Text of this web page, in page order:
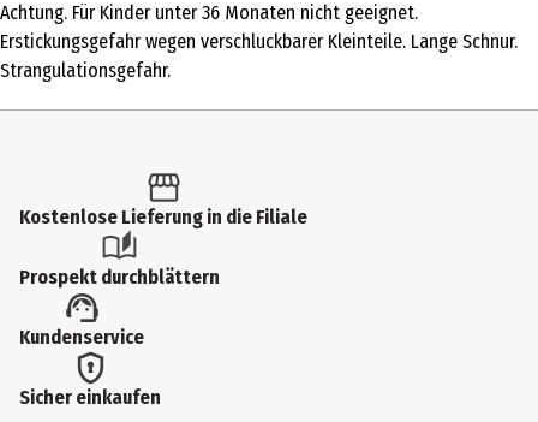
Produkttyp
Aufbausysteme
Altersempfehlung ab
Artikelnummer des Herstellers
1514
Zielgruppe
Kindergartenkinder|Grundschüler
Hersteller
Ravensburger Verlag GmbH
Achtung. Für Kinder unter 36 Monaten nicht geeignet.
Erstickungsgefahr wegen verschluckbarer Kleinteile. Lange Schnur.
Strangulationsgefahr.
Kostenlose Lieferung in die Filiale
Prospekt durchblättern
Kundenservice
Sicher einkaufen